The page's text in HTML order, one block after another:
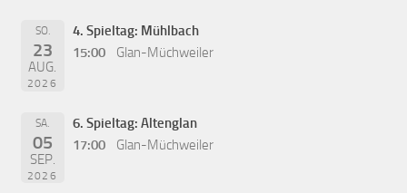
SO.
23
AUG.
2026
4. Spieltag: Mühlbach
15:00
Glan-Müchweiler
SA.
05
SEP.
2026
6. Spieltag: Altenglan
17:00
Glan-Müchweiler